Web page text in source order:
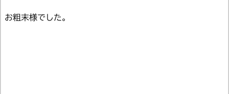
お粗末様でした。